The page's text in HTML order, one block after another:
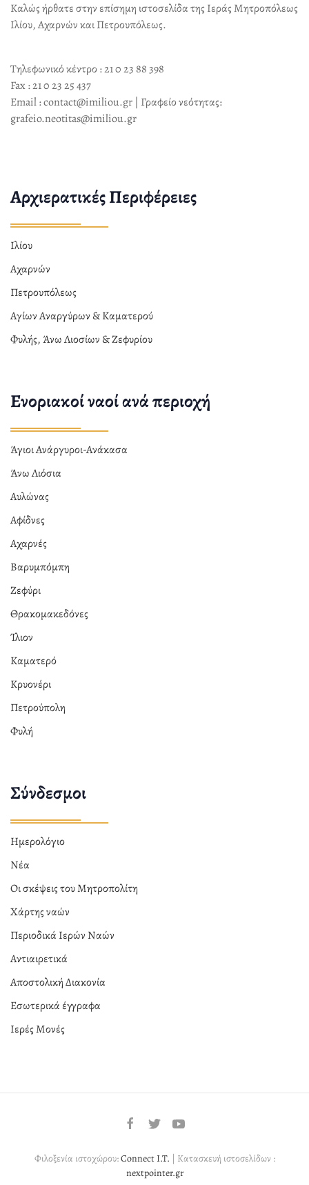
Καλώς ήρθατε στην επίσημη ιστοσελίδα της Ιεράς Μητροπόλεως
Ιλίου, Αχαρνών και Πετρουπόλεως.
Τηλεφωνικό κέντρο : 21 0 23 88 398
Fax : 21 0 23 25 437
Email : contact@imiliou.gr | Γραφείο νεότητας:
grafeio.neotitas@imiliou.gr
Αρχιερατικές Περιφέρειες
Ιλίου
Αχαρνών
Πετρουπόλεως
Αγίων Αναργύρων & Καματερού
Φυλής, Άνω Λιοσίων & Ζεφυρίου
Ενοριακοί ναοί ανά περιοχή
Άγιοι Ανάργυροι-Ανάκασα
Άνω Λιόσια
Αυλώνας
Αφίδνες
Αχαρνές
Βαρυμπόμπη
Ζεφύρι
Θρακομακεδόνες
Ίλιον
Καματερό
Κρυονέρι
Πετρούπολη
Φυλή
Σύνδεσμοι
Ημερολόγιο
Νέα
Οι σκέψεις του Μητροπολίτη
Χάρτης ναών
Περιοδικά Ιερών Ναών
Αντιαιρετικά
Αποστολική Διακονία
Εσωτερικά έγγραφα
Ιερές Μονές
Φιλοξενία ιστοχώρου:Connect I.T. | Κατασκευή ιστοσελίδων :
nextpointer.gr